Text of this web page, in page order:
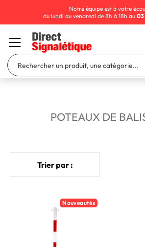
POTEAUX DE
Trier par :
Nouveautés
Notre équipe est à votre
du lundi au vendredi de 8h à 18h au 03